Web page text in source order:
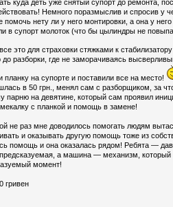
куда деть уже снятый супорт до ремонта,
Немного поразмыслив и спросив у
помочь нету ли у него монтировки, а она у
в супорт молоток (что бы цылиндры не
это для страховки стяжками к
разборки, где не заморачиваясь
планку на супорте и поставили все на место!
в 50 грн., менял сам с разборщиком, за
парню на девятине, который сам проявил
с планкой и помощь в замене!
не раз мне доводилось помогать людям
и оказывать другую помощь тоже из
помощь и она оказалась рядом! Ребята —
а машина — механизм, который
момент!
гривен